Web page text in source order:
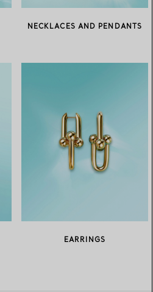
NECKLACES AND PENDANTS
EARRINGS